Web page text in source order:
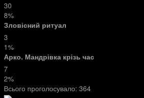
30
8%
Зловісний ритуал
3
1%
Арко. Мандрівка крізь час
7
2%
Всього проголосувало: 364